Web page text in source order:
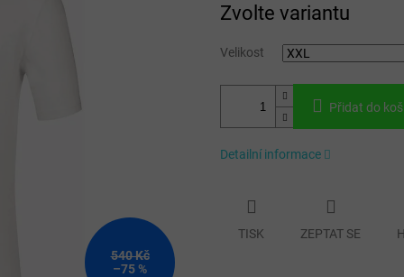
540 Kč
–75 %
cena:
Zvolte variantu
Velikost
Přidat do
Detailní informace
TISK ZEPTAT SE